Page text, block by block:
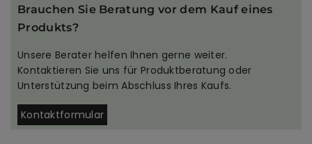
Brauchen Sie Beratung vor dem Kauf eines
Produkts?
Unsere Berater helfen Ihnen gerne weiter.
Kontaktieren Sie uns für Produktberatung oder
Unterstützung beim Abschluss Ihres Kaufs.
Kontaktformular